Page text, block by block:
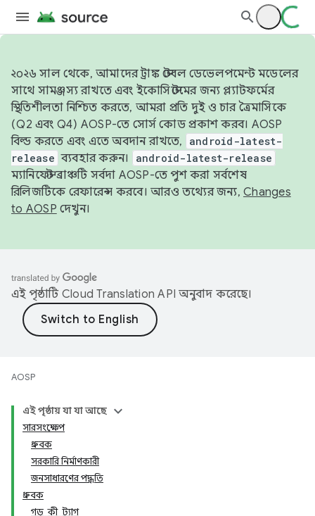
২০২৬ সাল থেকে, আমাদের ট্রাঙ্ক স্টেবল ডেভেলপমেন্ট মডেলের
সাথে সামঞ্জস্য রাখতে এবং ইকোসিস্টেমের জন্য প্ল্যাটফর্মের
স্থিতিশীলতা নিশ্চিত করতে, আমরা প্রতি দুই ও চার ত্রৈমাসিকে
(Q2 এবং Q4) AOSP-তে সোর্স কোড প্রকাশ করব। AOSP
বিল্ড করতে এবং এতে অবদান রাখতে,
android-latest-
release ব্যবহার করুন। android-latest-release
ম্যানিফেস্ট ব্রাঞ্চটি সর্বদা AOSP-তে পুশ করা সর্বশেষ
রিলিজটিকে রেফারেন্স করবে। আরও তথ্যের জন্য, Changes
to AOSP দেখুন।
এই পৃষ্ঠাটি Cloud Translation API অনুবাদ করেছে।
AOSP
এই পৃষ্ঠায় যা যা আছে
সারসংক্ষেপ
ধ্রুবক
সরকারি নির্মাণকারী
জনসাধারণের পদ্ধতি
ধ্রুবক
গড়_কী_ট্যাগ